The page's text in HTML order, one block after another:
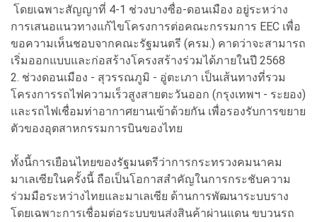
โดยเฉพาะสัญญาที่ 4-1 ช่วงบางซื่อ-ดอนเมือง อยู่ระหว่าง
การเสนอแนวทางแก้ไขโครงการต่อคณะกรรมการ EEC เพื่อ
ขอความเห็นชอบจากคณะรัฐมนตรี (ครม.) คาดว่าจะสามารถ
เริ่มออกแบบและก่อสร้างโครงสร้างร่วมได้ภายในปี 2568
2. ช่วงดอนเมือง - สุวรรณภูมิ - อู่ตะเภา เป็นเส้นทางที่รวม
โครงการรถไฟความเร็วสูงสายตะวันออก (กรุงเทพฯ - ระยอง)
และรถไฟเชื่อมท่าอากาศยานเข้าด้วยกัน เพื่อรองรับการขยาย
ตัวของอุตสาหกรรมการบินของไทย
ทั้งนี้การเยือนไทยของรัฐมนตรีว่าการกระทรวงคมนาคม
มาเลเซียในครั้งนี้ ถือเป็นโอกาสสำคัญในการกระชับความ
ร่วมมือระหว่างไทยและมาเลเซีย ด้านการพัฒนาระบบราง
โดยเฉพาะการเชื่อมต่อระบบขนส่งสินค้าผ่านแดน ขบวนรถ